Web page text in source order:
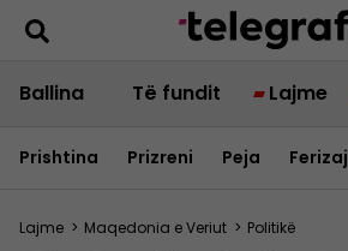
Ballina Të fundit Lajme
Prishtina Prizreni Peja Ferizaj
Lajme > Maqedonia e Veriut > Politikë